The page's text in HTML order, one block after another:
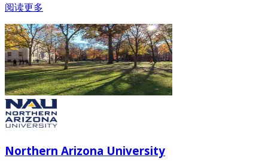
阅读更多
Northern Arizona University